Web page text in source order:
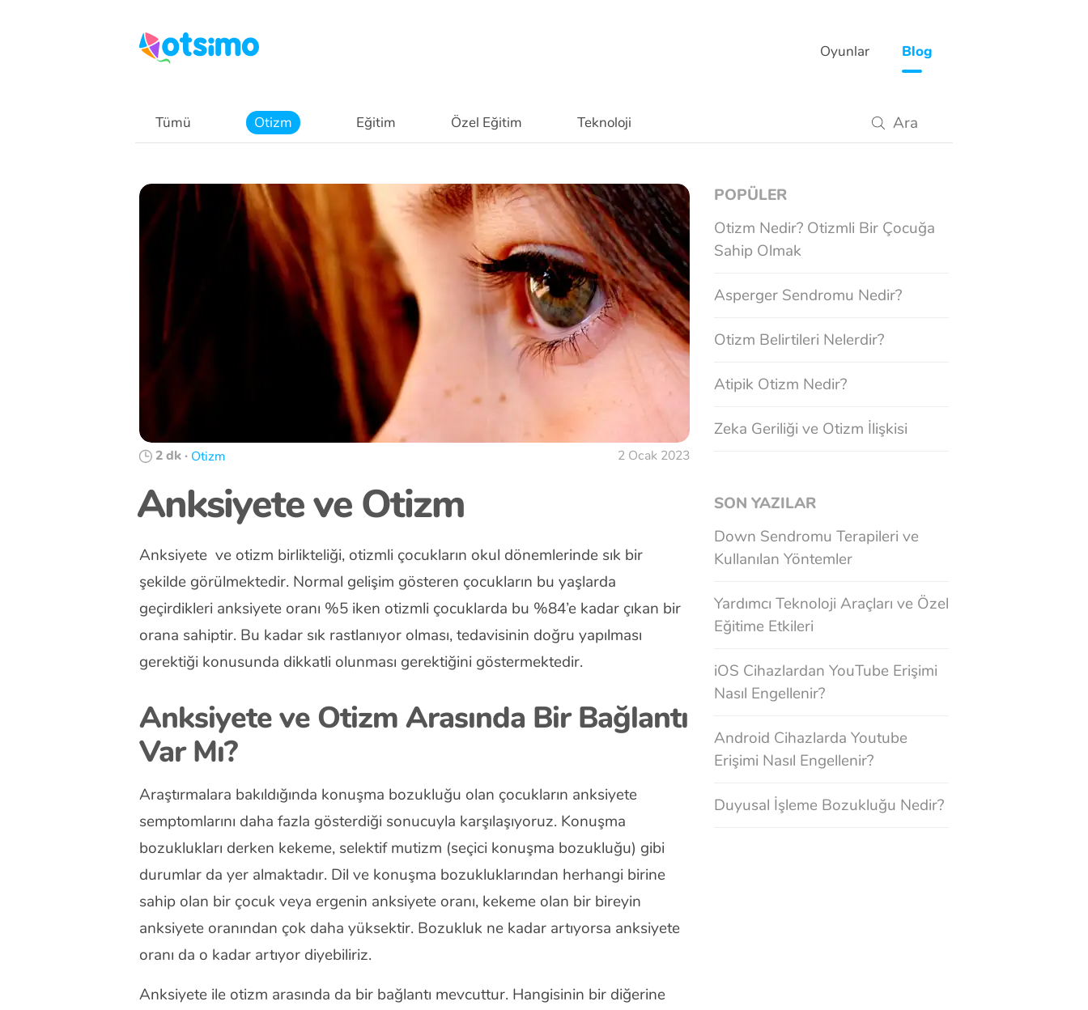
Oyunlar Blog
Tümü Otizm Eğitim Özel Eğitim Teknoloji
2 dk · Otizm 2 Ocak 2023
Anksiyete ve Otizm
Anksiyete ve otizm birlikteliği, otizmli çocukların okul dönemlerinde sık bir
şekilde görülmektedir. Normal gelişim gösteren çocukların bu yaşlarda
geçirdikleri anksiyete oranı %5 iken otizmli çocuklarda bu %84’e kadar çıkan bir
orana sahiptir. Bu kadar sık rastlanıyor olması, tedavisinin doğru yapılması
gerektiği konusunda dikkatli olunması gerektiğini göstermektedir.
Anksiyete ve Otizm Arasında Bir Bağlantı
Var Mı?
Araştırmalara bakıldığında konuşma bozukluğu olan çocukların anksiyete
semptomlarını daha fazla gösterdiği sonucuyla karşılaşıyoruz. Konuşma
bozuklukları derken kekeme, selektif mutizm (seçici konuşma bozukluğu) gibi
durumlar da yer almaktadır. Dil ve konuşma bozukluklarından herhangi birine
sahip olan bir çocuk veya ergenin anksiyete oranı, kekeme olan bir bireyin
anksiyete oranından çok daha yüksektir. Bozukluk ne kadar artıyorsa anksiyete
oranı da o kadar artıyor diyebiliriz.
Anksiyete ile otizm arasında da bir bağlantı mevcuttur. Hangisinin bir diğerine
POPÜLER
Otizm Nedir? Otizmli Bir Çocuğa
Sahip Olmak
Asperger Sendromu Nedir?
Otizm Belirtileri Nelerdir?
Atipik Otizm Nedir?
Zeka Geriliği ve Otizm İlişkisi
SON YAZILAR
Down Sendromu Terapileri ve
Kullanılan Yöntemler
Yardımcı Teknoloji Araçları ve Özel
Eğitime Etkileri
iOS Cihazlardan YouTube Erişimi
Nasıl Engellenir?
Android Cihazlarda Youtube
Erişimi Nasıl Engellenir?
Duyusal İşleme Bozukluğu Nedir?